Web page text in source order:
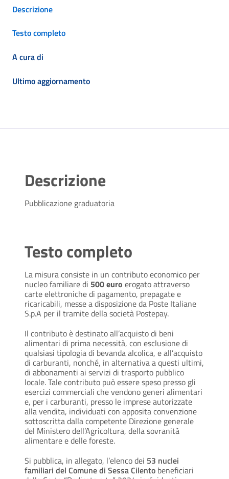
Descrizione
Testo completo
A cura di
Ultimo aggiornamento
Descrizione
Pubblicazione graduatoria
Testo completo
La misura consiste in un contributo economico per
nucleo familiare di 500 euro erogato attraverso
carte elettroniche di pagamento, prepagate e
ricaricabili, messe a disposizione da Poste Italiane
S.p.A per il tramite della società Postepay.
Il contributo è destinato all’acquisto di beni
alimentari di prima necessità, con esclusione di
qualsiasi tipologia di bevanda alcolica, e all’acquisto
di carburanti, nonché, in alternativa a questi ultimi,
di abbonamenti ai servizi di trasporto pubblico
locale. Tale contributo può essere speso presso gli
esercizi commerciali che vendono generi alimentari
e, per i carburanti, presso le imprese autorizzate
alla vendita, individuati con apposita convenzione
sottoscritta dalla competente Direzione generale
del Ministero dell’Agricoltura, della sovranità
alimentare e delle foreste.
Si pubblica, in allegato, l’elenco dei 53 nuclei
familiari del Comune di Sessa Cilento beneficiari